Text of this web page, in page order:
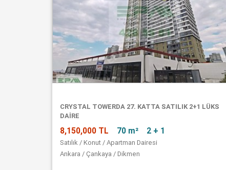
CRYSTAL TOWERDA 27. KATTA SATILIK 2+1 LÜKS
DAİRE
8,150,000 TL 70 m² 2 + 1
Satılık / Konut / Apartman Dairesi
Ankara / Çankaya / Dikmen